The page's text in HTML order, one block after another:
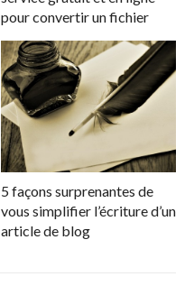
pour convertir un fichier
5 façons surprenantes de
vous simplifier l’écriture d’un
article de blog